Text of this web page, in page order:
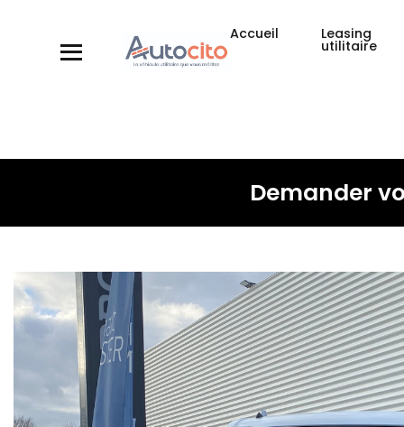
Accueil Leasing
utilitaire
Demander